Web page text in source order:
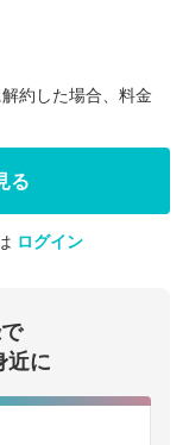
約した場合、料金
る
ログイン
近に